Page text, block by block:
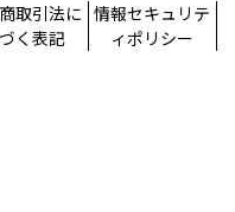
取引法に
く表記
情報セキュリテ
ィポリシー